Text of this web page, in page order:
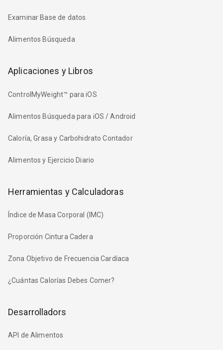
Examinar Base de datos
Alimentos Búsqueda
Aplicaciones y Libros
ControlMyWeight™ para iOS
Alimentos Búsqueda para iOS / Android
Caloría, Grasa y Carbohidrato Contador
Alimentos y Ejercicio Diario
Herramientas y Calculadoras
Índice de Masa Corporal (IMC)
Proporción Cintura Cadera
Zona Objetivo de Frecuencia Cardíaca
¿Cuántas Calorías Debes Comer?
Desarrolladors
API de Alimentos